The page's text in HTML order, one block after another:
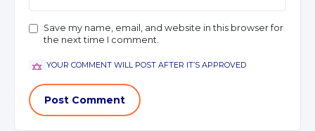
Save my name, email, and website in this browser for
the next time I comment.
YOUR COMMENT WILL POST AFTER IT’S APPROVED